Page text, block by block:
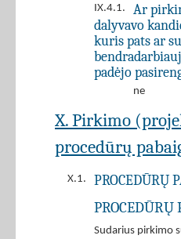
IX.4.1.
Ar
dalyvavo
kuris pats ar
padėjo
ne
X. Pirkimo
procedūrų
X.1. PROCEDŪRŲ
PROCEDŪRŲ
Sudarius pirkimo